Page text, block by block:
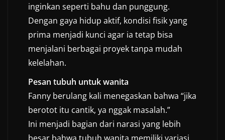
inginkan seperti bahu dan punggung.
Dengan gaya hidup aktif, kondisi fisik yang
prima menjadi kunci agar ia tetap bisa
menjalani berbagai proyek tanpa mudah
kelelahan.
Pesan tubuh untuk wanita
Fanny berulang kali menegaskan bahwa “jika
berotot itu cantik, ya nggak masalah.”
Ini menjadi bagian dari narasi yang lebih